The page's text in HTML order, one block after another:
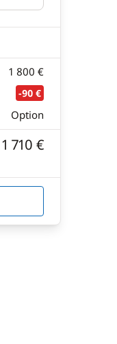
1 800 €
-90 €
Option
1 710 €